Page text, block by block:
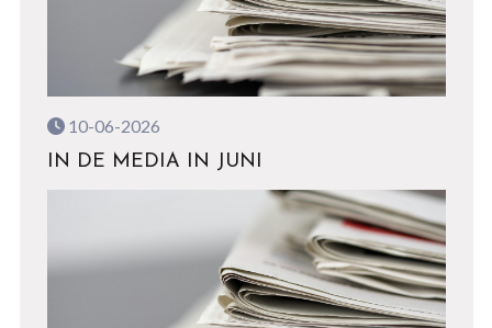
10-06-2026
IN DE MEDIA IN JUNI